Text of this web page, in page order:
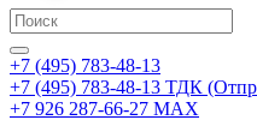
+7 (495) 783-48-13
+7 (495) 783-48-13 ТДК
+7 926 287-66-27 МАХ